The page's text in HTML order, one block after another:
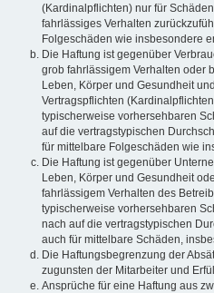
(Kardinalpflichten) nur für
fahrlässiges Verhalten
Folgeschäden wie insbesondere
Die Haftung ist gegenüber
grob fahrlässigem Verhalten oder
Leben, Körper und Gesundheit
Vertragspflichten
typischerweise vorhersehbaren
auf die vertragstypischen
für mittelbare Folgeschäden wie
Die Haftung ist gegenüber
Leben, Körper und Gesundheit
fahrlässigem Verhalten des
typischerweise vorhersehbaren
nach auf die vertragstypischen
auch für mittelbare Schäden,
Die Haftungsbegrenzung der
zugunsten der Mitarbeiter und
Ansprüche für eine Haftung aus